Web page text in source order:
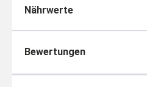
Nährwerte
Bewertungen